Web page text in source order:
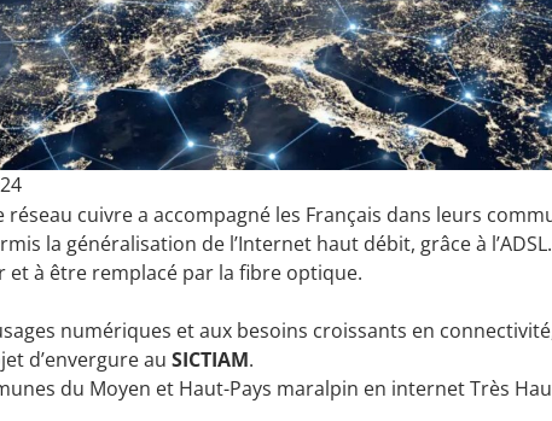
réseau cuivre a accompagné les Français dans leurs
la généralisation de l’Internet haut débit, grâce à
et à être remplacé par la fibre optique.
numériques et aux besoins croissants en
d’envergure auSICTIAM.
du Moyen et Haut-Pays maralpin en internet Très